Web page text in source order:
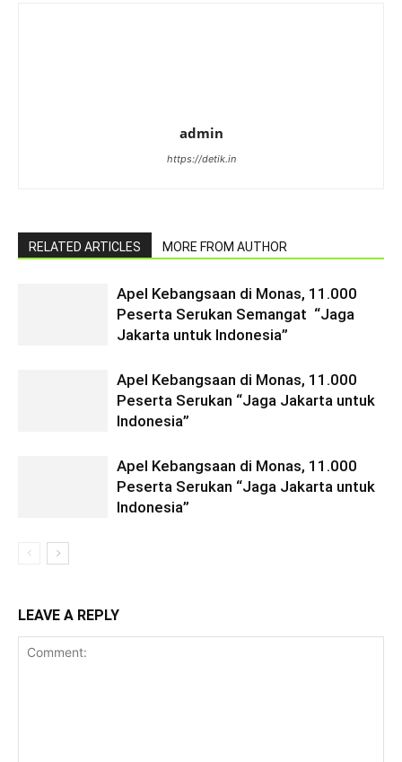
admin
https://detik.in
RELATED ARTICLES MORE FROM AUTHOR
Apel Kebangsaan di Monas, 11.000
Peserta Serukan Semangat “Jaga
Jakarta untuk Indonesia”
Apel Kebangsaan di Monas, 11.000
Peserta Serukan “Jaga Jakarta untuk
Indonesia”
Apel Kebangsaan di Monas, 11.000
Peserta Serukan “Jaga Jakarta untuk
Indonesia”
LEAVE A REPLY